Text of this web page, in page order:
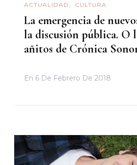
ACTUALIDAD CULTURA
La emergencia de
la discusión pública. O
añitos de Crónica
En 6 De Febrero De 2018